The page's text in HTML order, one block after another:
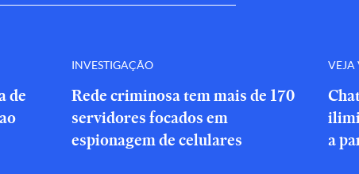
de
INVESTIGAÇÃO
Rede criminosa tem mais de 170
servidores focados em
espionagem de celulares
VEJA
a